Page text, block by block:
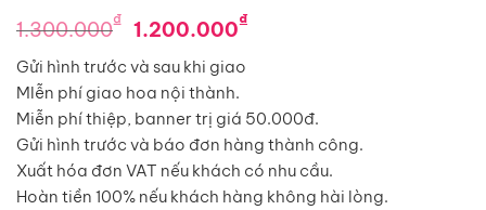
1.300.000₫ Giá
gốc
là:
1.300.000₫.
1.200.000₫Giá
là:
1.200.000₫.
Gửi hình trước và sau khi giao
MIễn phí giao hoa nội thành.
Miễn phí thiệp, banner trị giá 50.000đ.
Gửi hình trước và báo đơn hàng thành công.
Xuất hóa đơn VAT nếu khách có nhu cầu.
Hoàn tiền 100% nếu khách hàng không hài lòng.